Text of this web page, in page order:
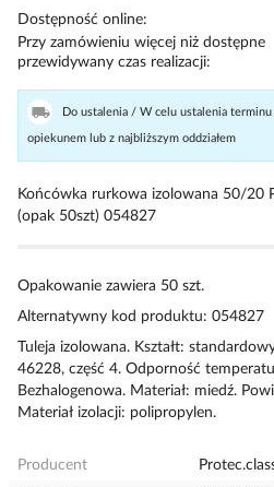
Dostępność online
Przy zamówieniu więcej niż dostępne
przewidywany czas realizacji
Do ustalenia / W celu ustalenia
opiekunem lub z najbliższym oddziałem
Końcówka rurkowa izolowana 50/20
(opak 50szt) 054827
Opakowanie zawiera 50 szt.
Alternatywny kod produktu: 054827
Tuleja izolowana. Kształt:
46228, część 4. Odporność
Bezhalogenowa. Materiał: miedź.
Materiał izolacji: polipropylen.
Producent